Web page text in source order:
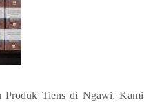
Produk Tiens di Ngawi, Kami